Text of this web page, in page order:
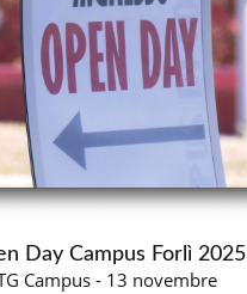
Day Campus Forlì 2025
Campus - 13 novembre